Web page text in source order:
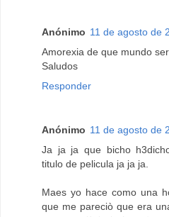
Anónimo 11 de agosto de
Amorexia de que mundo
Saludos
Responder
Anónimo 11 de agosto de
Ja ja ja que bicho
titulo de pelicula ja ja ja.
Maes yo hace como una
que me pareciò que era